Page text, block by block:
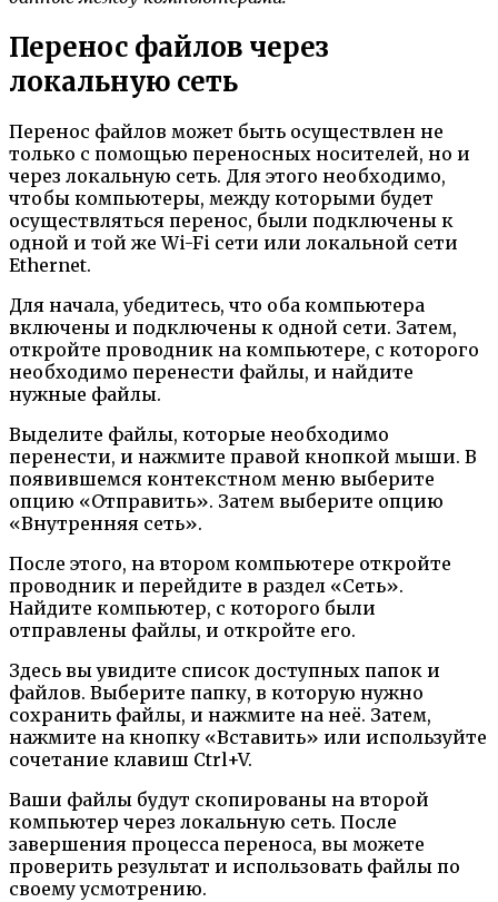
Перенос файлов через
локальную сеть
Перенос файлов может быть осуществлен не
только с помощью переносных носителей, но и
через локальную сеть. Для этого необходимо,
чтобы компьютеры, между которыми будет
осуществляться перенос, были подключены к
одной и той же Wi-Fi сети или локальной сети
Ethernet.
Для начала, убедитесь, что оба компьютера
включены и подключены к одной сети. Затем,
откройте проводник на компьютере, с которого
необходимо перенести файлы, и найдите
нужные файлы.
Выделите файлы, которые необходимо
перенести, и нажмите правой кнопкой мыши. В
появившемся контекстном меню выберите
опцию «Отправить». Затем выберите опцию
«Внутренняя сеть».
После этого, на втором компьютере откройте
проводник и перейдите в раздел «Сеть».
Найдите компьютер, с которого были
отправлены файлы, и откройте его.
Здесь вы увидите список доступных папок и
файлов. Выберите папку, в которую нужно
сохранить файлы, и нажмите на неё. Затем,
нажмите на кнопку «Вставить» или используйте
сочетание клавиш Ctrl+V.
Ваши файлы будут скопированы на второй
компьютер через локальную сеть. После
завершения процесса переноса, вы можете
проверить результат и использовать файлы по
своему усмотрению.